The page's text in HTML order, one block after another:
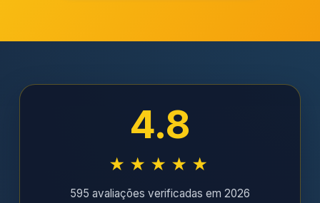
4.8
★★★★★
595 avaliações verificadas em 2026